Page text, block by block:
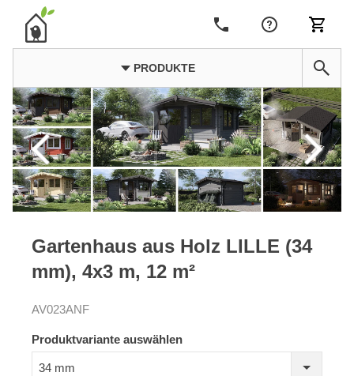
PRODUKTE
Gartenhaus aus Holz LILLE (34
mm), 4x3 m, 12 m²
AV023ANF
Produktvariante auswählen
34 mm